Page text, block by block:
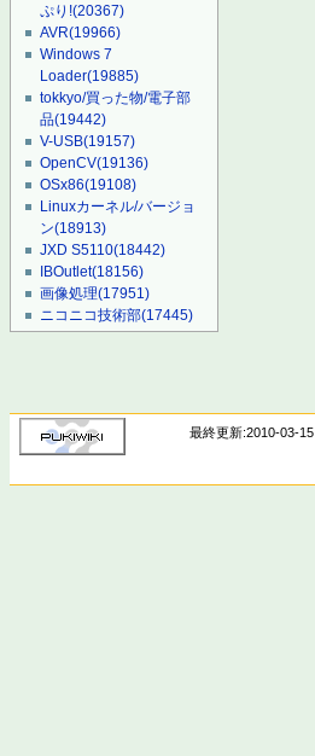
ぷり!(20367)
AVR(19966)
Windows 7
Loader(19885)
tokkyo/買った物/電子部
品(19442)
V-USB(19157)
OpenCV(19136)
OSx86(19108)
Linuxカーネル/バージョ
ン(18913)
JXD S5110(18442)
IBOutlet(18156)
画像処理(17951)
ニコニコ技術部(17445)
最終更新:2010-03-